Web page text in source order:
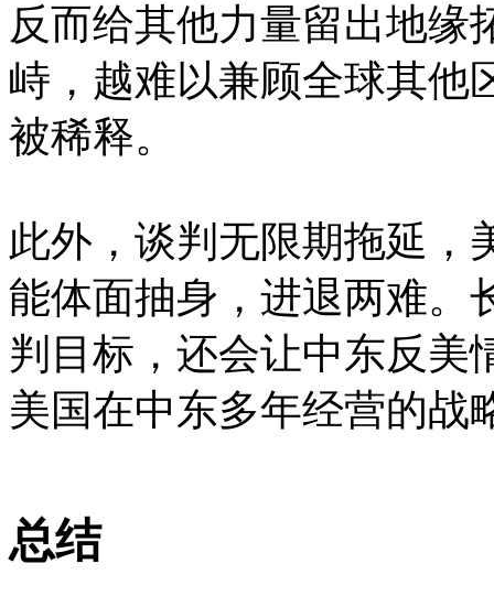
反而给其他力量留出地缘
峙，越难以兼顾全球其他
被稀释。
此外，谈判无限期拖延，
能体面抽身，进退两难。
判目标，还会让中东反美
美国在中东多年经营的战
总结